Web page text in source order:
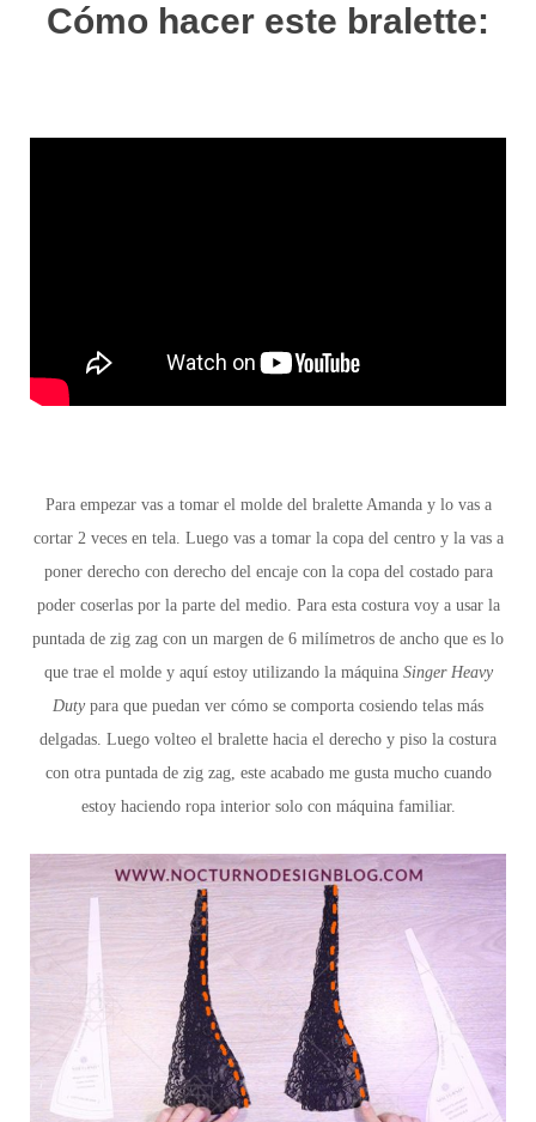
Cómo hacer este bralette:
Para empezar vas a tomar el molde del bralette Amanda y lo vas a
cortar 2 veces en tela. Luego vas a tomar la copa del centro y la vas a
poner derecho con derecho del encaje con la copa del costado para
poder coserlas por la parte del medio. Para esta costura voy a usar la
puntada de zig zag con un margen de 6 milímetros de ancho que es lo
que trae el molde y aquí estoy utilizando la máquina Singer Heavy
Dutypara que puedan ver cómo se comporta cosiendo telas más
delgadas. Luego volteo el bralette hacia el derecho y piso la costura
con otra puntada de zig zag, este acabado me gusta mucho cuando
estoy haciendo ropa interior solo con máquina familiar.